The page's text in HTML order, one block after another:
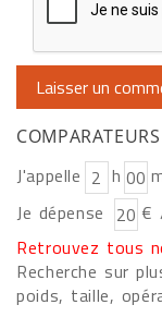
COMPARATEURS
J'appelle h
Je dépense
€
Retrouvez tous
Recherche sur
poids, taille,